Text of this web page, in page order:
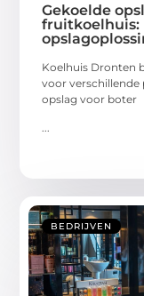
Gekoelde
Koelhuis Dronten
voor
opslag voor boter
...
BEDRIJVEN